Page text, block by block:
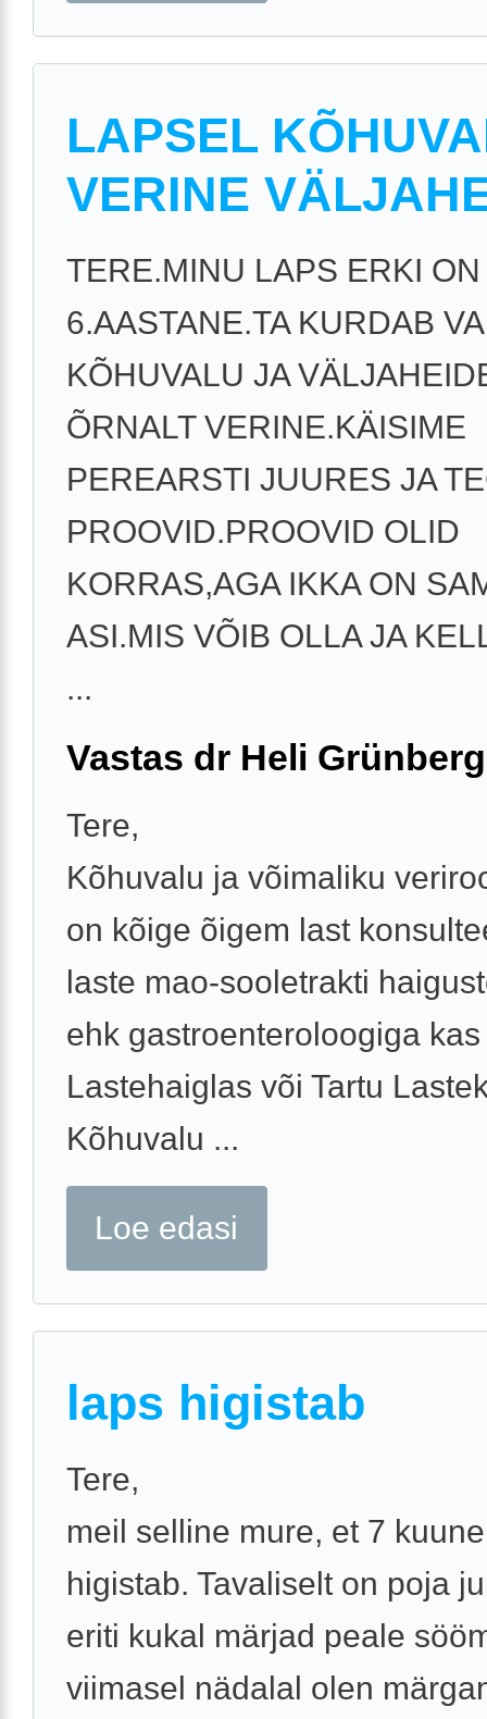
LAPSEL
VERINE
TERE.MINU LAPS ERKI ON
6.AASTANE.TA KURDAB
KÕHUVALU JA
ÕRNALT VERINE.KÄISIME
PEREARSTI JUURES JA
PROOVID.PROOVID OLID
KORRAS,AGA IKKA ON
ASI.MIS VÕIB OLLA JA
...
Vastas dr Heli Grünberg
Tere,
Kõhuvalu ja võimaliku
on kõige õigem last
laste mao-sooletrakti
ehk gastroenteroloogiga kas
Lastehaiglas või Tartu
Kõhuvalu ...
Loe edasi
laps higistab
Tere,
meil selline mure, et 7
higistab. Tavaliselt on poja
eriti kukal märjad peale
viimasel nädalal olen